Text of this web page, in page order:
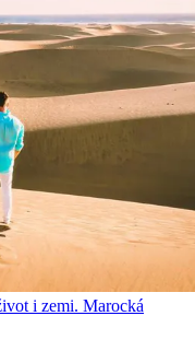
i zemi. Marocká